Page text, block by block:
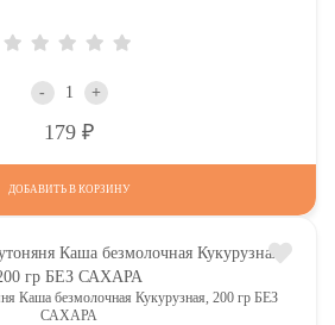
- +
179
ДОБАВИТЬ В КОРЗИНУ
безмолочная Кукурузная, 200 гр БЕЗ
САХАРА